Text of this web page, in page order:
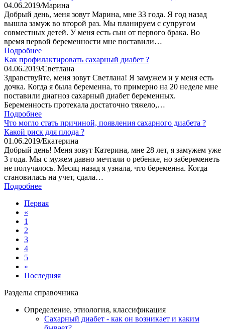
04.06.2019/Марина
Добрый день, меня зовут Марина, мне 33 года. Я год назад
вышла замуж во второй раз. Мы планируем с супругом
совместных детей. У меня есть сын от первого брака. Во
время первой беременности мне поставили…
Подробнее
Как профилактировать сахарный диабет ?
04.06.2019/Светлана
Здравствуйте, меня зовут Светлана! Я замужем и у меня есть
дочка. Когда я была беременна, то примерно на 20 неделе мне
поставили диагноз сахарный диабет беременных.
Беременность протекала достаточно тяжело,…
Подробнее
Что могло стать причиной, появления сахарного диабета ?
Какой риск для плода ?
01.06.2019/Екатерина
Добрый день! Меня зовут Катерина, мне 28 лет, я замужем уже
3 года. Мы с мужем давно мечтали о ребенке, но забеременеть
не получалось. Месяц назад я узнала, что беременна. Когда
становилась на учет, сдала…
Подробнее
Первая
«
1
2
3
4
5
»
Последняя
Разделы справочника
Определение, этиология, классификация
Сахарный диабет - как он возникает и каким